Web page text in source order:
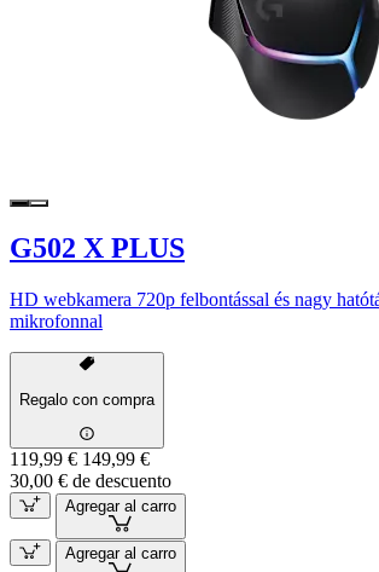
G502 X PLUS
HD webkamera 720p felbontással és nagy
mikrofonnal
Regalo con compra
119,99 € 149,99 €
30,00 € de descuento
Agregar al carro
Agregar al carro